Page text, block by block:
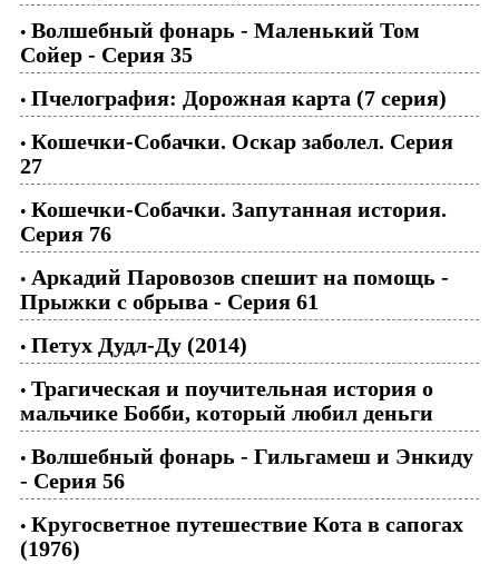
• Волшебный фонарь - Маленький Том
Сойер - Серия 35
• Пчелография: Дорожная карта (7 серия)
• Кошечки-Собачки. Оскар заболел. Серия
27
• Кошечки-Собачки. Запутанная история.
Серия 76
• Аркадий Паровозов спешит на помощь -
Прыжки с обрыва - Серия 61
• Петух Дудл-Ду (2014)
• Трагическая и поучительная история о
мальчике Бобби, который любил деньги
• Волшебный фонарь - Гильгамеш и Энкиду
- Серия 56
• Кругосветное путешествие Кота в сапогах
(1976)